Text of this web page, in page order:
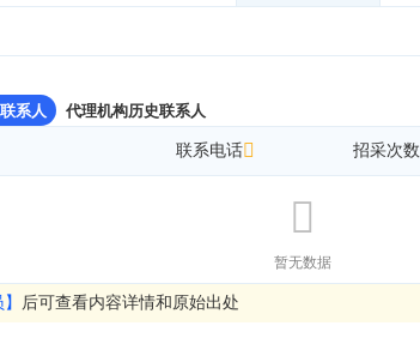
系人 代理机构历史联系人
联系电话 招采次数
暂无数据
后可查看内容详情和原始出处